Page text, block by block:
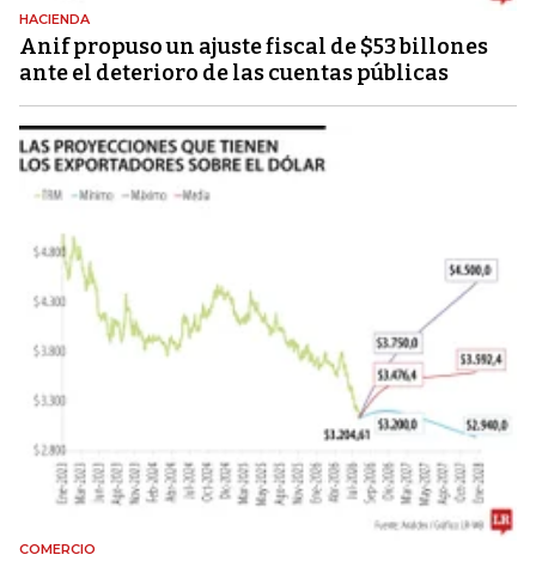
HACIENDA
Anif propuso un ajuste fiscal de $53 billones
ante el deterioro de las cuentas públicas
COMERCIO